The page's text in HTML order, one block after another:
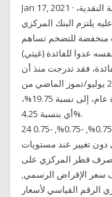
Jan 17, 2021 · استقرار الأسعار يعد هو الهدف الرئيسي للسياسة النقدية،
يلتزم البنك المركزي
منخفضة للتضخم تساهم
عدوا للفائدة (غيتي)
فقد تدرجت منذ أن
خفض البنك المركزي التركي سعر الفائدة في 26 يوليو/تموز الماضي من
نسبة 24% التي حافظ عليها البنك المركزي لمدة عام، إلى نسبة 19.75%،
أي بنسبة 4.25%.
24 سبتمبر 2020, 10:30, -0.75%, -0.75%, -0.75% Investing.com - ترك
دون تغيير عند مستويات
قطر المركزي على
سعر الإقراض الرسمي,
بشكل شهري الرقم القياسي لأسعار